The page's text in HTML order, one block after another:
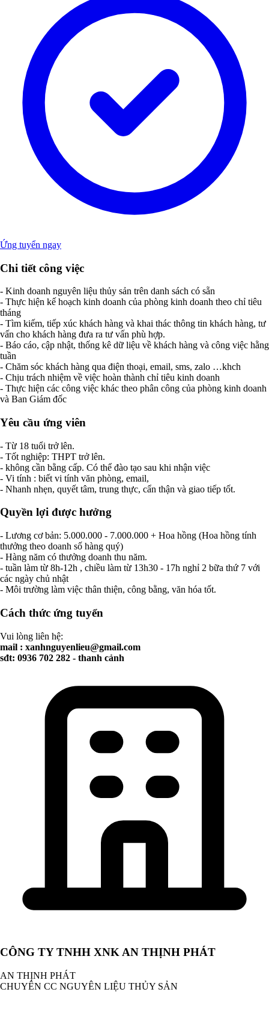
Ứng tuyển ngay
Chi tiết công việc
- Kinh doanh nguyên liệu thủy sản trên danh sách có sẵn
- Thực hiện kế hoạch kinh doanh của phòng kinh doanh theo chỉ tiêu
tháng
- Tìm kiếm, tiếp xúc khách hàng và khai thác thông tin khách hàng, tư
vấn cho khách hàng đưa ra tư vấn phù hợp.
- Báo cáo, cập nhật, thống kê dữ liệu về khách hàng và công việc hằng
tuần
- Chăm sóc khách hàng qua điện thoại, email, sms, zalo …khch
- Chịu trách nhiệm về việc hoàn thành chỉ tiêu kinh doanh
- Thực hiện các công việc khác theo phân công của phòng kinh doanh
và Ban Giám đốc
Yêu cầu ứng viên
- Từ 18 tuổi trở lên.
- Tốt nghiệp: THPT trở lên.
- không cần bằng cấp. Có thể đào tạo sau khi nhận việc
- Vi tính : biết vi tính văn phòng, email,
- Nhanh nhẹn, quyết tâm, trung thực, cẩn thận và giao tiếp tốt.
Quyền lợi được hưởng
- Lương cơ bản: 5.000.000 - 7.000.000 + Hoa hồng (Hoa hồng tính
thưởng theo doanh số hàng quý)
- Hàng năm có thưởng doanh thu năm.
- tuần làm từ 8h-12h , chiều làm từ 13h30 - 17h nghỉ 2 bữa thứ 7 với
các ngày chủ nhật
- Môi trường làm việc thân thiện, công bằng, văn hóa tốt.
Cách thức ứng tuyển
Vui lòng liên hệ:
mail : xanhnguyenlieu@gmail.com
sđt: 0936 702 282 - thanh cảnh
CÔNG TY TNHH XNK AN THỊNH PHÁT
AN THỊNH PHÁT
CHUYÊN CC NGUYÊN LIỆU THỦY SẢN